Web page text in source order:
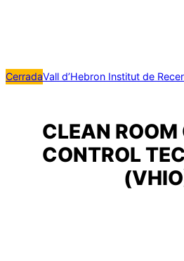
CerradaVall d’Hebron Institut de
CLEAN
CONTROL